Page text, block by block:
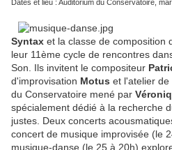
Dates et lieu : Auditorium du Conservatoire,
Syntax et la classe de composition
leur 11ème cycle de rencontres
Son. Ils invitent le compositeur
d'improvisation Motus et l'atelier
du Conservatoire mené par
spécialement dédié à la recherche
justes. Deux concerts
concert de musique improvisée (le
musique-danse (le 25 à 20h)